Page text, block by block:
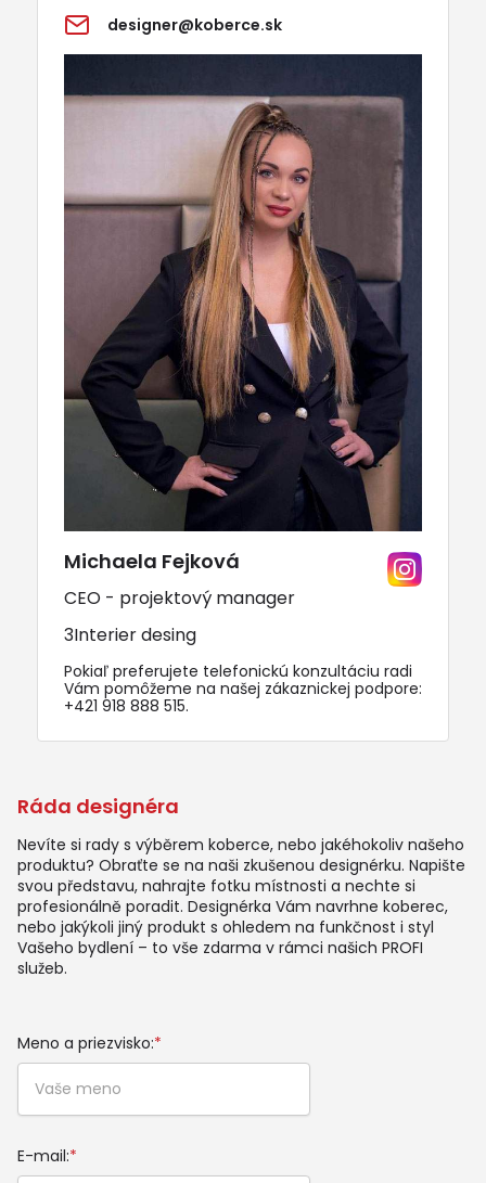
Ráda designéra
Nevíte si rady s výběrem koberce, nebo jakéhokoliv našeho
produktu? Obraťte se na naši zkušenou designérku. Napište
svou představu, nahrajte fotku místnosti a nechte si
profesionálně poradit. Designérka Vám navrhne koberec,
nebo jakýkoli jiný produkt s ohledem na funkčnost i styl
Vašeho bydlení – to vše zdarma v rámci našich PROFI
služeb.
Meno a priezvisko:*
E-mail:*
designer@koberce.sk
Michaela Fejková
CEO - projektový manager
3Interier desing
Pokiaľ preferujete telefonickú konzultáciu radi
Vám pomôžeme na našej zákaznickej podpore:
+421 918 888 515.